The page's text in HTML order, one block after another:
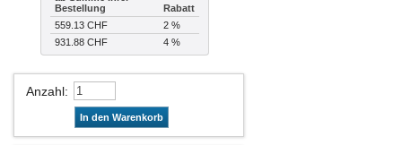
Bestellung
Rabatt
559.13 CHF
2 %
931.88 CHF
4 %
Anzahl:
In den Warenkorb